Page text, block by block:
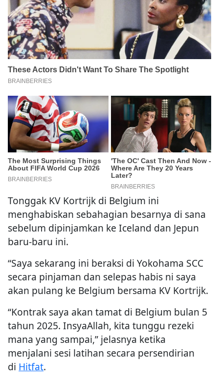
Tonggak KV Kortrijk di Belgium ini
menghabiskan sebahagian besarnya di sana
sebelum dipinjamkan ke Iceland dan Jepun
baru-baru ini.
“Saya sekarang ini beraksi di Yokohama SCC
secara pinjaman dan selepas habis ni saya
akan pulang ke Belgium bersama KV Kortrijk.
“Kontrak saya akan tamat di Belgium bulan 5
tahun 2025. InsyaAllah, kita tunggu rezeki
mana yang sampai,” jelasnya ketika
menjalani sesi latihan secara persendirian
di Hitfat.